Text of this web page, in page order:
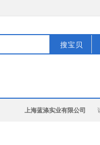
搜宝贝
上海蓝涤实业有限公司